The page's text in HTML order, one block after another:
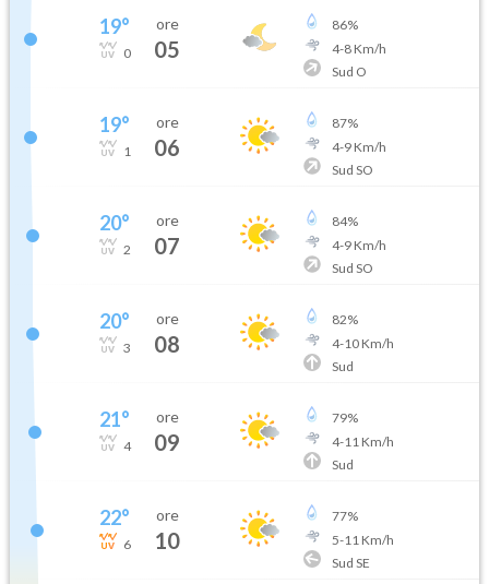
19°
0
ore
05
86%
4-8Km/h
Sud O
19°
1
ore
06
87%
4-9Km/h
Sud SO
20°
2
ore
07
84%
4-9Km/h
Sud SO
20°
3
ore
08
82%
4-10Km/h
Sud
21°
4
ore
09
79%
4-11 Km/h
Sud
22°
6
ore
10
77%
5-11 Km/h
Sud SE